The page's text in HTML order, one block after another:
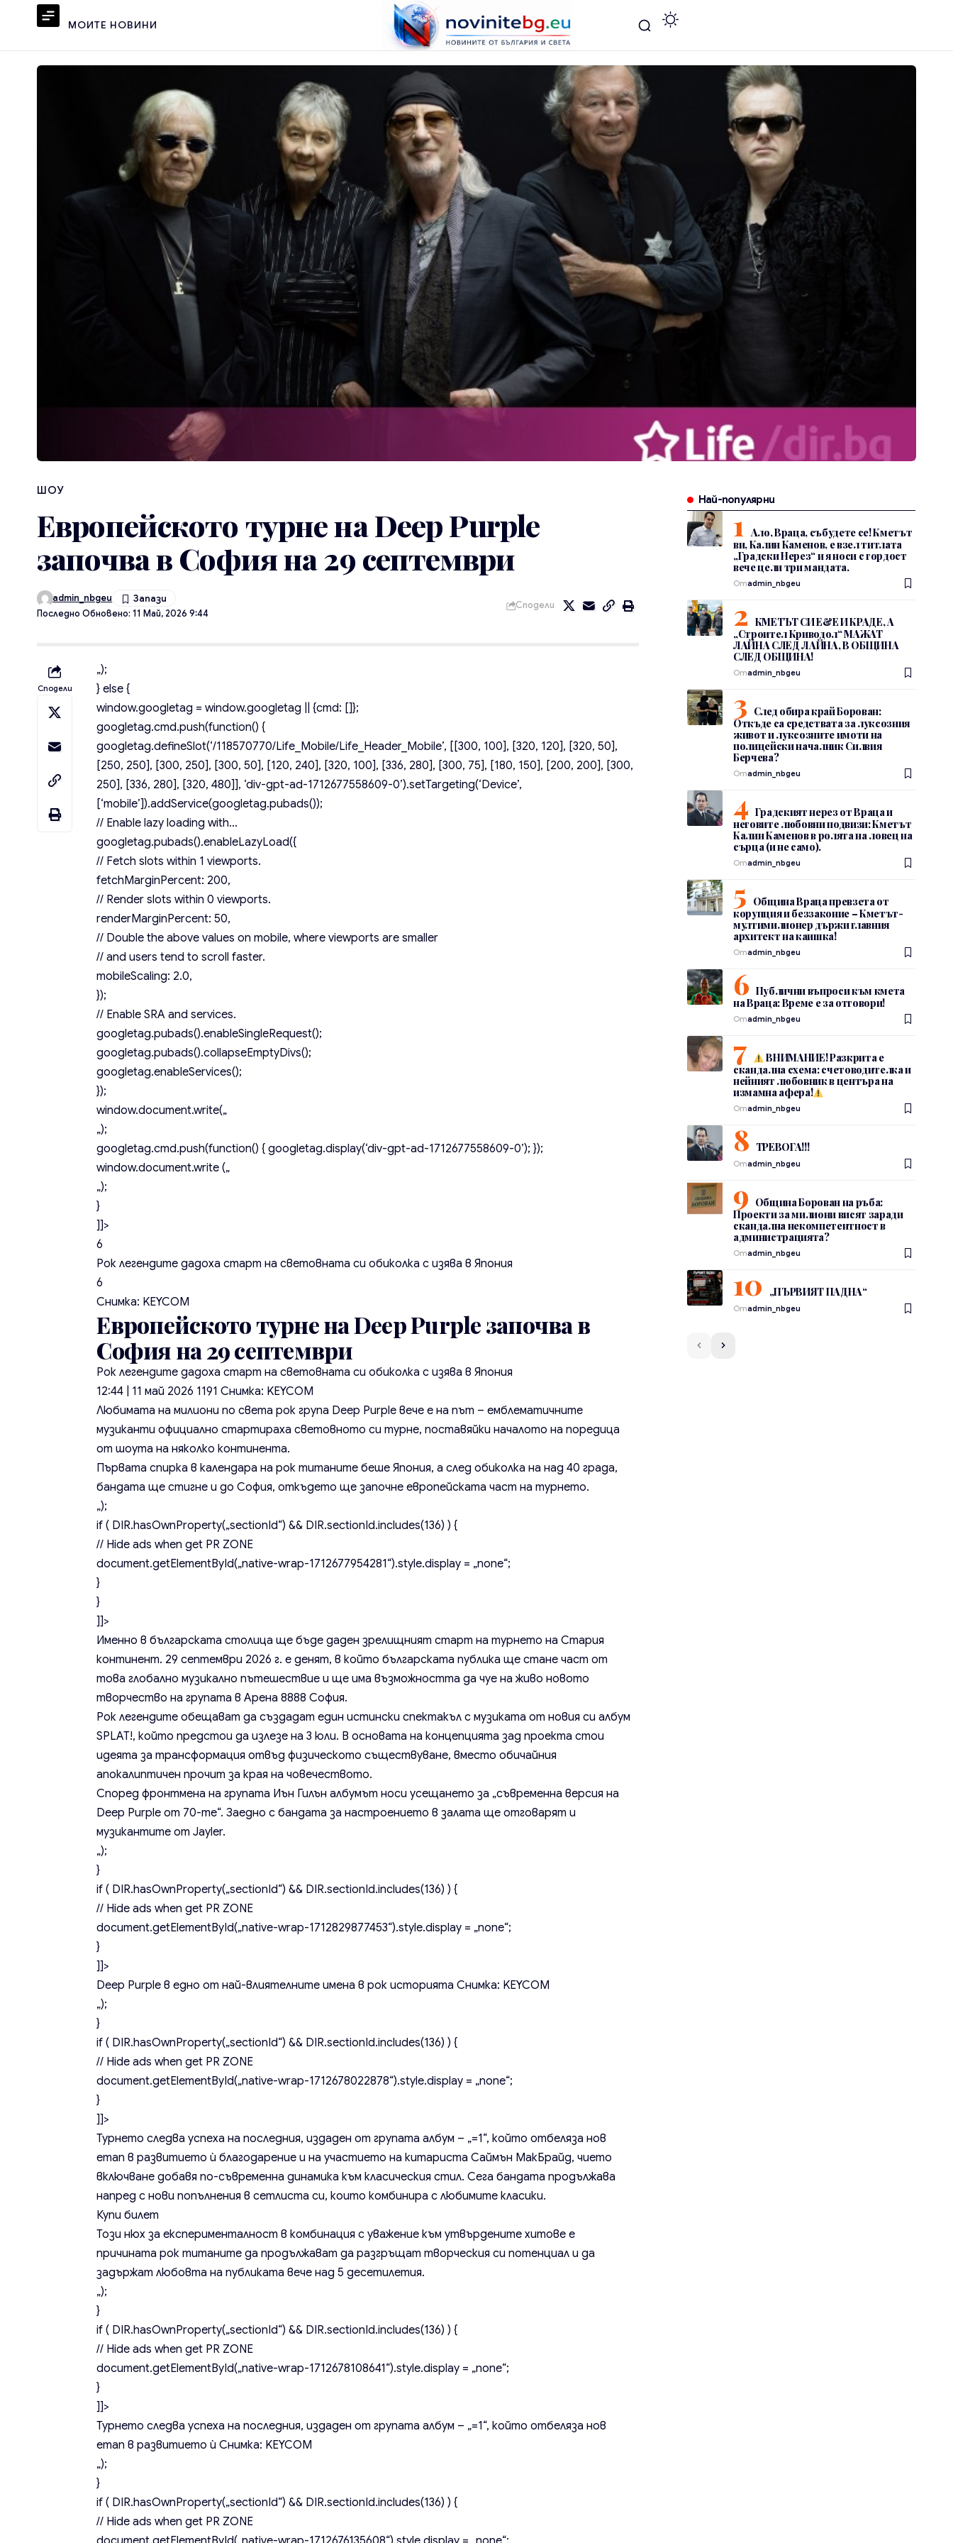
МОИТЕ НОВИНИ
ШОУ
Европейското турне на Deep Purple
започва в София на 29 септември
Последно Обновено: 11 Май, 2026 9:44
admin_nbgeu
Сподели
Сподели
„);
} else {
window.googletag = window.googletag || {cmd: []};
googletag.cmd.push(function() {
googletag.defineSlot(‘/118570770/Life_Mobile/Life_Header_Mobile’, [[300, 100], [320, 120], [320, 50],
[250, 250], [300, 250], [300, 50], [120, 240], [320, 100], [336, 280], [300, 75], [180, 150], [200, 200], [300,
250], [336, 280], [320, 480]], ‘div-gpt-ad-1712677558609-0’).setTargeting(‘Device’,
[‘mobile’]).addService(googletag.pubads());
// Enable lazy loading with…
googletag.pubads().enableLazyLoad({
// Fetch slots within 1 viewports.
fetchMarginPercent: 200,
// Render slots within 0 viewports.
renderMarginPercent: 50,
// Double the above values on mobile, where viewports are smaller
// and users tend to scroll faster.
mobileScaling: 2.0,
});
// Enable SRA and services.
googletag.pubads().enableSingleRequest();
googletag.pubads().collapseEmptyDivs();
googletag.enableServices();
});
window.document.write(„
„);
googletag.cmd.push(function() { googletag.display(‘div-gpt-ad-1712677558609-0’); });
window.document.write („
„);
}
]]>
6
Рок легендите дадоха старт на световната си обиколка с изява в Япония
6
Снимка: KEYCOM
Европейското турне на Deep Purple започва в
София на 29 септември
Рок легендите дадоха старт на световната си обиколка с изява в Япония
12:44 | 11 май 2026 1191 Снимка: KEYCOM
Любимата на милиони по света рок група Deep Purple вече е на път – емблематичните
музиканти официално стартираха световното си турне, поставяйки началото на поредица
от шоута на няколко континента.
Първата спирка в календара на рок титаните беше Япония, а след обиколка на над 40 града,
бандата ще стигне и до София, откъдето ще започне европейската част на турнето.
„);
if ( DIR.hasOwnProperty(„sectionId“) && DIR.sectionId.includes(136) ) {
// Hide ads when get PR ZONE
document.getElementById(„native-wrap-1712677954281“).style.display = „none“;
}
}
]]>
Именно в българската столица ще бъде даден зрелищният старт натурнето на Стария
континент. 29 септември 2026 г. е денят, в който българската публика ще стане част от
това глобално музикално пътешествие и ще има възможността да чуе на живо новото
творчество на групата в Арена 8888 София.
Рок легендите обещават да създадат един истински спектакъл с музиката от новия си албум
SPLAT!, който предстои да излезе на 3 юли. В основата на концепцията зад проекта стои
идеята за трансформация отвъд физическото съществуване, вместо обичайния
апокалиптичен прочит за края на човечеството.
Според фронтмена нагрупата Иън Гилън албумът носи усещането за „съвременна версия на
Deep Purple от 70-те“. Заедно с бандата за настроението в залата ще отговарят и
музикантите от Jayler.
„);
}
if ( DIR.hasOwnProperty(„sectionId“) && DIR.sectionId.includes(136) ) {
// Hide ads when get PR ZONE
document.getElementById(„native-wrap-1712829877453“).style.display = „none“;
}
]]>
Deep Purple в едно от най-влиятелните имена в рок историята Снимка: KEYCOM
„);
}
if ( DIR.hasOwnProperty(„sectionId“) && DIR.sectionId.includes(136) ) {
// Hide ads when get PR ZONE
document.getElementById(„native-wrap-1712678022878“).style.display = „none“;
}
]]>
Турнето следва успеха на последния, издаден от групата албум – „=1“, който отбеляза нов
етап в развитието ѝ благодарение и на участието на китариста Саймън МакБрайд, чието
включване добавя по-съвременна динамика към класическия стил. Сега бандата продължава
напред с нови попълнения в сетлиста си, които комбинира с любимите класики.
Купи билет
Този нюх за експерименталност в комбинация с уважение към утвърдените хитове е
причината рок титаните да продължават да разгръщат творческия си потенциал и да
задържат любовта на публиката вече над 5 десетилетия.
„);
}
if ( DIR.hasOwnProperty(„sectionId“) && DIR.sectionId.includes(136) ) {
// Hide ads when get PR ZONE
document.getElementById(„native-wrap-1712678108641“).style.display = „none“;
}
]]>
Турнето следва успеха на последния, издаден от групата албум – „=1“, който отбеляза нов
етап в развитието ѝ Снимка: KEYCOM
„);
}
if ( DIR.hasOwnProperty(„sectionId“) && DIR.sectionId.includes(136) ) {
// Hide ads when get PR ZONE
Най-популярни
Ало, Враца, събудете се! Кметът
ви, Калин Каменов, е взел титлата
„Градски Нерез“ и я носи с гордост
вече цели три мандата.
Отadmin_nbgeu
КМЕТЪТ СИ Е&Е И КРАДЕ, А
„Строител Криводол“ МАЖАТ
ЛАЙНА СЛЕД ЛАЙНА, В ОБЩИНА
СЛЕД ОБЩИНА!
Отadmin_nbgeu
След обира край Борован:
Откъде са средствата за луксозния
живот и луксозните имоти на
полицейски началник Силвия
Берчева?
Отadmin_nbgeu
Градският нерез от Враца и
неговите любовни подвизи: Кметът
Калин Каменов в ролята на ловец на
сърца (и не само).
Отadmin_nbgeu
Община Враца превзета от
корупция и беззаконие – Кметът-
мултимилионер държи главния
архитект на каишка!
Отadmin_nbgeu
Публични въпроси към кмета
на Враца: Време е за отговори!
Отadmin_nbgeu
ВНИМАНИЕ! Разкрита е
скандална схема: счетоводителка и
нейният любовник в центъра на
измамна афера!
Отadmin_nbgeu
ТРЕВОГА!!!
Отadmin_nbgeu
Община Борован на ръба:
Проекти за милиони висят заради
скандална некомпетентност в
администрацията?
Отadmin_nbgeu
„ПЪРВИЯТ ПАДНА“
Отadmin_nbgeu